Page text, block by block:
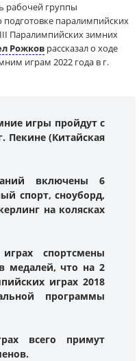
рабочей группы
паралимпийских
Паралимпийских зимних
Рожков рассказал о ходе
играм 2022 года в г.
игры пройдут с
Пекине (Китайская
включены 6
спорт, сноуборд,
на колясках
спортсмены
медалей, что на 2
играх 2018
программы
всего примут